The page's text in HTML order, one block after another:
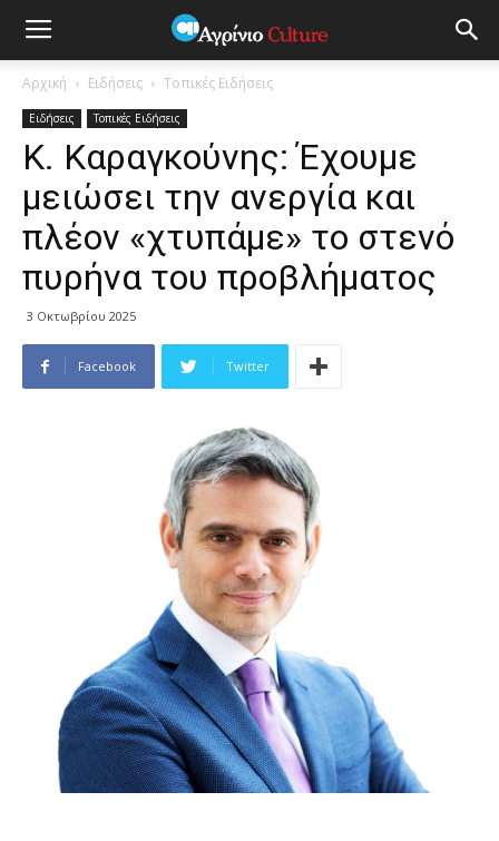
Αρχική Ειδήσεις Τοπικές Ειδήσεις
Ειδήσεις Τοπικές Ειδήσεις
Κ. Καραγκούνης: Έχουμε
μειώσει την ανεργία και
πλέον «χτυπάμε» το στενό
πυρήνα του προβλήματος
3 Οκτωβρίου 2025
Facebook Twitter